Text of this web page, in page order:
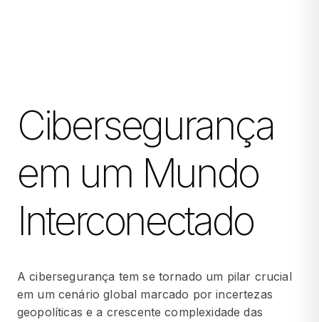
Cibersegurança
em um Mundo
Interconectado
A cibersegurança tem se tornado um pilar crucial
em um cenário global marcado por incertezas
geopolíticas e a crescente complexidade das